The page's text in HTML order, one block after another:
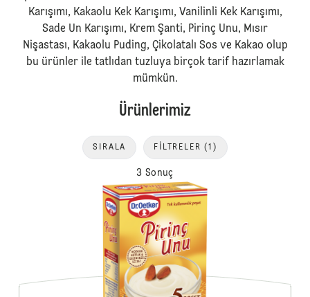
Karışımı, Kakaolu Kek Karışımı, Vanilinli Kek Karışımı,
Sade Un Karışımı, Krem Şanti, Pirinç Unu, Mısır
Nişastası, Kakaolu Puding, Çikolatalı Sos ve Kakao olup
bu ürünler ile tatlıdan tuzluya birçok tarif hazırlamak
mümkün.
Ürünlerimiz
3 Sonuç
SIRALA FILTRELER (1)